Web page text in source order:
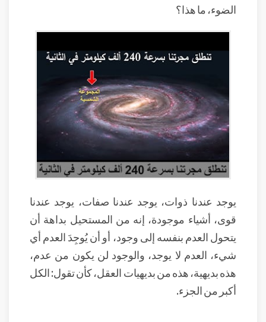
الضوء، ما هذا؟
يوجد عندنا ذوات، يوجد عندنا صفات، يوجد عندنا
قوى، أشياء موجودة، إنه من المستحيل بداهة أن
يتحول العدم بنفسه إلى وجود، أو أن يُوجِدَ العدم أي
شيء، العدم لا يوجد، والوجود لن يكون من عدم،
هذه بديهية، هذه من بديهيات العقل، كأن تقول: الكل
أكبر من الجزء.